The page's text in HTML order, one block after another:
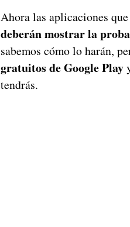
Ahora las aplicaciones
deberán mostrar la
sabemos cómo lo harán,
gratuitos de Google Play
tendrás.